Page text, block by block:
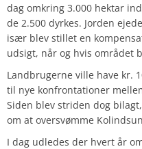
dag omkring 3.000 hektar
de 2.500 dyrkes. Jorden
især blev stillet en
udsigt, når og hvis området
Landbrugerne ville have kr.
til nye konfrontationer
Siden blev striden dog
om at oversvømme
I dag udledes der hvert år